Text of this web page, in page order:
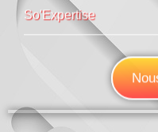
So'Expertise